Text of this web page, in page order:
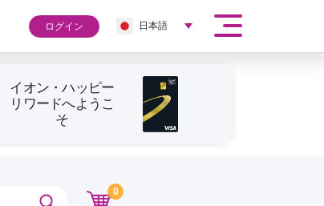
ログイン 日本語
イオン・ハッピー
リワードへようこ
そ
0